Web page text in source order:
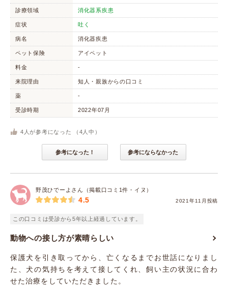
診療領域 消化器系疾患
症状 吐く
病名 消化器疾患
ペット保険 アイペット
料金 -
来院理由 知人・親族からの口コミ
薬 -
受診時期 2022年07月
4 人が参考になった （ 4 人中）
参考になった！ 参考にならなかった
野茂ひでーよさん（掲載口コミ1件・イヌ）
2021年11月投稿
4.5
この口コミは受診から5年以上経過しています。
動物への接し方が素晴らしい
保護犬を引き取ってから、亡くなるまでお世話になりまし
た、犬の気持ちを考えて接してくれ、飼い主の状況に合わ
せた治療をしていただきました。